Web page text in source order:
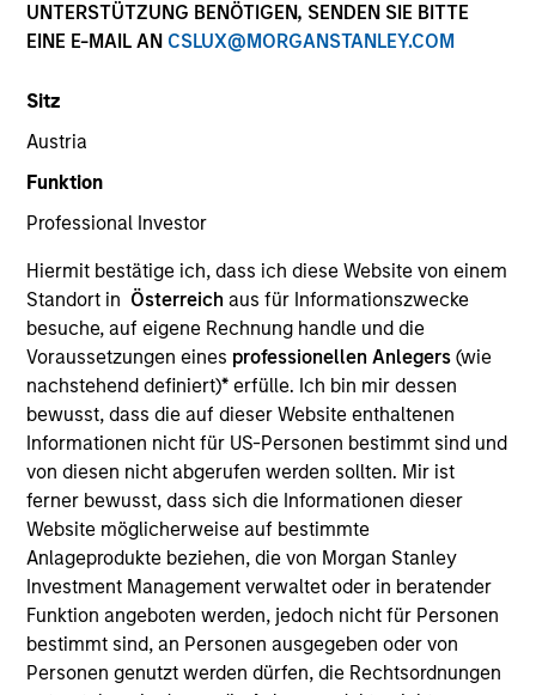
UNTERSTÜTZUNG BENÖTIGEN, SENDEN SIE BITTE
EINE E-MAIL AN CSLUX@MORGANSTANLEY.COM
Sitz
Austria
Funktion
Professional Investor
Hiermit bestätige ich, dass ich diese Website von einem
Standort in Österreich aus für Informationszwecke
besuche, auf eigene Rechnung handle und die
Voraussetzungen eines professionellen Anlegers(wie
nachstehend definiert)* erfülle. Ich bin mir dessen
bewusst, dass die auf dieser Website enthaltenen
Informationen nicht für US-Personen bestimmt sind und
von diesen nicht abgerufen werden sollten. Mir ist
ferner bewusst, dass sich die Informationen dieser
Website möglicherweise auf bestimmte
Anlageprodukte beziehen, die von Morgan Stanley
Investment Management verwaltet oder in beratender
Funktion angeboten werden, jedoch nicht für Personen
bestimmt sind, an Personen ausgegeben oder von
Personen genutzt werden dürfen, die Rechtsordnungen
YEARS OF INDUSTRY EXPERIENCE
Kevin Lynyak is a portfolio manager for taxable
strategies. He joined Morgan Stanley in 2004. Prior
to this role, he held the position of Head of Fixed
Income and Equity Trading for Morgan Stanley
Capital Markets Group and Head of U.S. Investment
Grade Credit Trading for the Morgan Stanley Fixed
Income Division. He began his career in the
investment industry in 1995. Prior to joining Morgan
Stanley, Kevin held various credit trading roles
focused on Investment Grade Credit, High Yield and
Emerging Markets.